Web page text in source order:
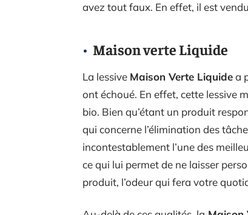
avez tout faux. En effet, il est
Maison verte Liquide
La lessive Maison Verte Liquidea
ont échoué. En effet, cette lessive
bio. Bien qu’étant un produit
qui concerne l’élimination des
incontestablement l’une des
ce qui lui permet de ne laisser
produit, l’odeur qui fera votre